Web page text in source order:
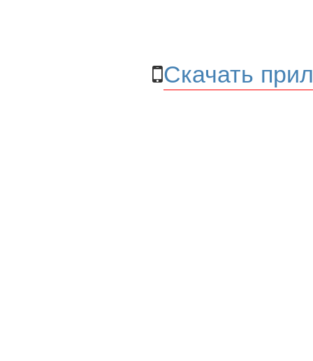
Скачать